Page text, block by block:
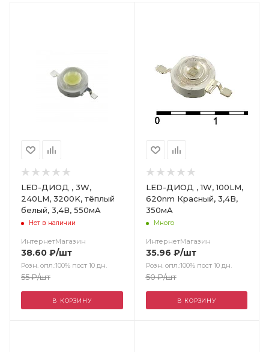
LED-ДИОД , 3W,
240LM, 3200K, тёплый
белый, 3,4В, 550мA
Нет в наличии
ИнтернетМагазин
38.60 ₽/шт
Розн. опл.:100% пост 10 дн.
55₽/шт
В КОРЗИНУ
LED-ДИОД , 1W, 100LM,
620nm Красный, 3,4В,
350мA
Много
ИнтернетМагазин
35.96 ₽/шт
Розн. опл.:100% пост 10 дн.
50₽/шт
В КОРЗИНУ